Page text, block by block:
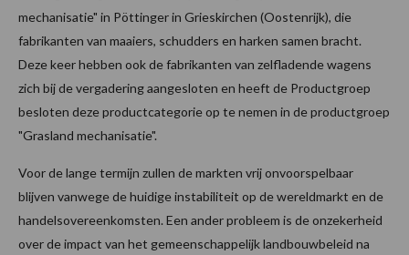
mechanisatie" in Pöttinger in Grieskirchen (Oostenrijk), die
fabrikanten van maaiers, schudders en harken samen bracht.
Deze keer hebben ook de fabrikanten van zelfladende wagens
zich bij de vergadering aangesloten en heeft de Productgroep
besloten deze productcategorie op te nemen in de productgroep
"Grasland mechanisatie".
Voor de lange termijn zullen de markten vrij onvoorspelbaar
blijven vanwege de huidige instabiliteit op de wereldmarkt en de
handelsovereenkomsten. Een ander probleem is de onzekerheid
over de impact van het gemeenschappelijk landbouwbeleid na